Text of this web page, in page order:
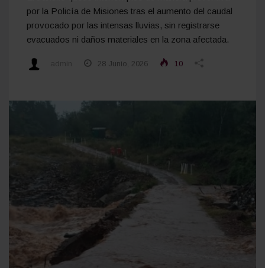
por la Policía de Misiones tras el aumento del caudal
provocado por las intensas lluvias, sin registrarse
evacuados ni daños materiales en la zona afectada.
28 Junio, 2026 10